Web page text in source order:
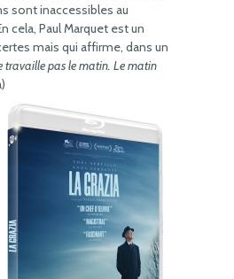
sont inaccessibles au
cela, Paul Marquet est un
mais qui affirme, dans un
travaille pas le matin. Le matin